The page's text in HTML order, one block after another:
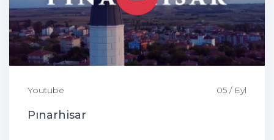
Youtube 05 / Eyl
Pınarhisar